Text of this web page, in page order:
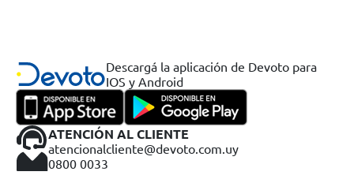
Descargá la aplicación de Devoto para
IOS y Android
ATENCIÓN AL CLIENTE
atencionalcliente@devoto.com.uy
0800 0033